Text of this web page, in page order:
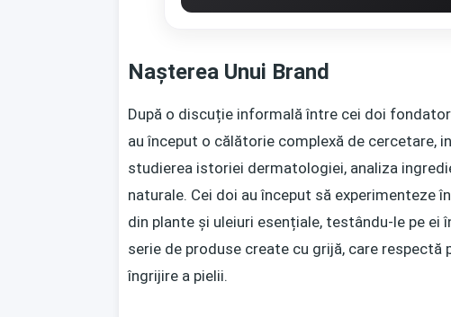
Nașterea Unui Brand
După o discuție informală între cei doi
au început o călătorie complexă de cercetare,
studierea istoriei dermatologiei, analiza
naturale. Cei doi au început să experimenteze
din plante și uleiuri esențiale, testându-le pe
serie de produse create cu grijă, care
îngrijire a pielii.